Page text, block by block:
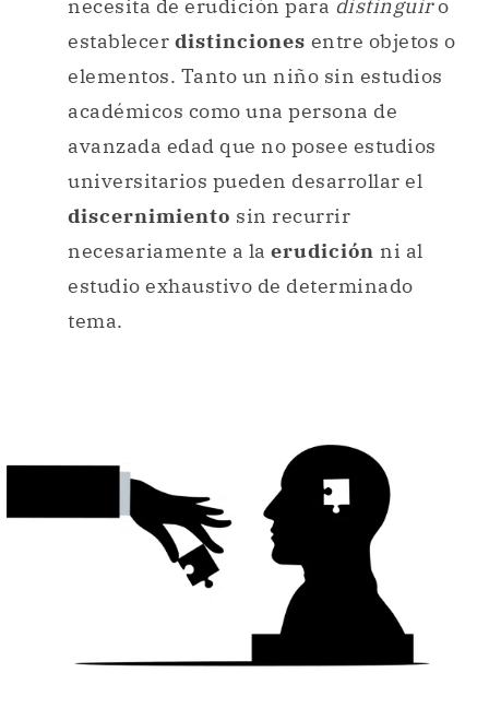
necesita de erudición para distinguiro
establecer distinciones entre objetos o
elementos. Tanto un niño sin estudios
académicos como una persona de
avanzada edad que no posee estudios
universitarios pueden desarrollar el
discernimiento sin recurrir
necesariamente a la erudición ni al
estudio exhaustivo de determinado
tema.